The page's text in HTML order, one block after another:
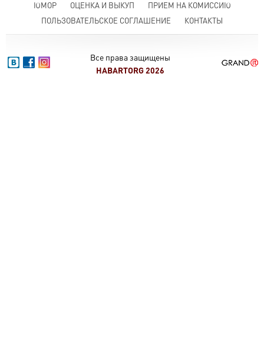
ЮМОР
ОЦЕНКА И ВЫКУП
ПРИЕМ НА КОМИССИЮ
ПОЛЬЗОВАТЕЛЬСКОЕ СОГЛАШЕНИЕ
КОНТАКТЫ
Все права защищены
HABARTORG 2026